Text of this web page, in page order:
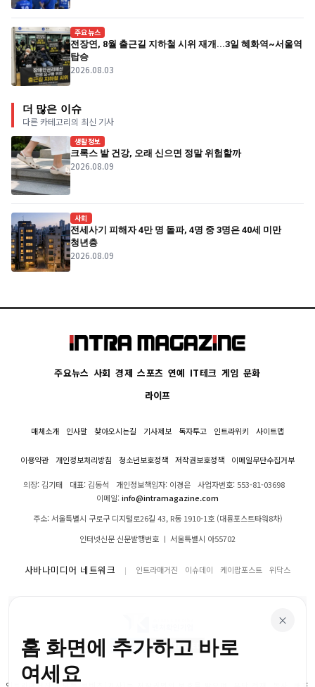
주요뉴스
전장연, 8월 출근길 지하철 시위 재개...3일 혜화역~서울역
탑승
2026.08.03
더 많은 이슈
다른 카테고리의 최신 기사
생활정보
크록스 발 건강, 오래 신으면 정말 위험할까
2026.08.09
사회
전세사기 피해자 4만 명 돌파, 4명 중 3명은 40세 미만
청년층
2026.08.09
주요뉴스 사회 경제 스포츠 연예 IT테크 게임 문화
라이프
매체소개 인사말 찾아오시는길 기사제보 독자투고 인트라위키 사이트맵
이용약관 개인정보처리방침 청소년보호정책 저작권보호정책 이메일무단수집거부
의장: 김기태 대표: 김동석 개인정보책임자: 이경은
사업자번호: 553-81-03698
이메일:info@intramagazine.com
주소: 서울특별시 구로구 디지털로26길 43, R동 1910-1호 (대륭포스트타워8차)
인터넷신문 신문발행번호 ㅣ 서울특별시 아55702
사바나미디어 네트워크 인트라매거진 이슈데이 케이팝포스트 위닥스
×
홈 화면에 추가하고 바로
여세요